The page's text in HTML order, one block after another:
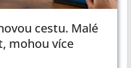
cestu. Malé
mohou více